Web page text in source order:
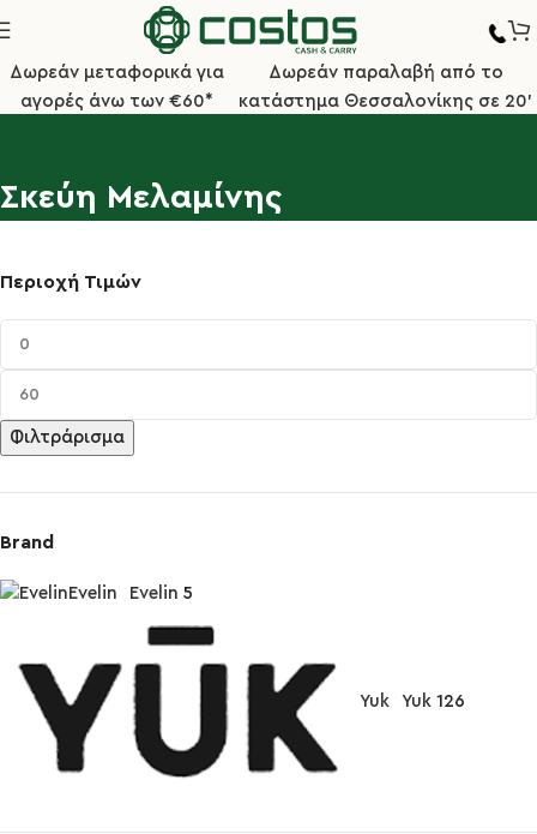
Δωρεάν μεταφορικά για
αγορές άνω των €60*
Δωρεάν παραλαβή από το
κατάστημα Θεσσαλονίκης σε 20'
Σκεύη Μελαμίνης
Περιοχή Τιμών
Φιλτράρισμα
Brand
Evelin Evelin 5
Yuk Yuk 126